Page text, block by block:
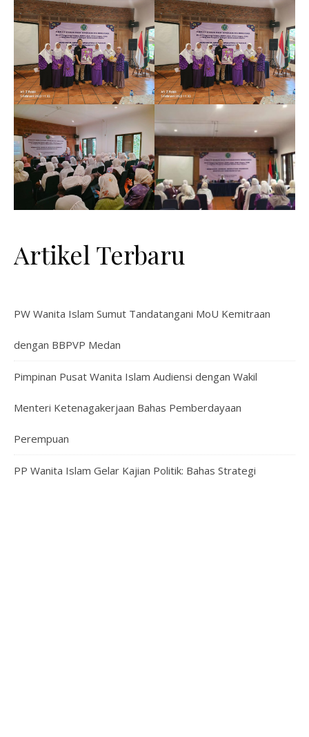
Artikel Terbaru
PW Wanita Islam Sumut Tandatangani MoU Kemitraan
dengan BBPVP Medan
Pimpinan Pusat Wanita Islam Audiensi dengan Wakil
Menteri Ketenagakerjaan Bahas Pemberdayaan